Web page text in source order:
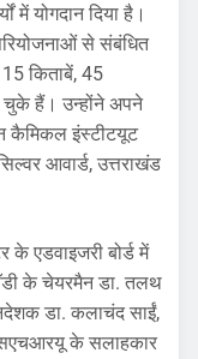
में योगदान दिया है।
से संबंधित
किताबें, 45
चुके हैं। उन्होंने अपने
कैमिकल इंस्टीटयूट
आवार्ड, उत्तराखंड
के एडवाइजरी बोर्ड में
के चेयरमैन डा. तलथ
डा. कलाचंद साईं,
के सलाहकार